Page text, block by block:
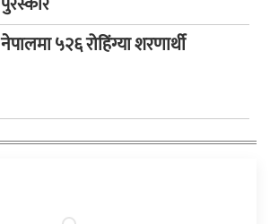
नेपालमा ५२६ रोहिंग्या शरणार्थी